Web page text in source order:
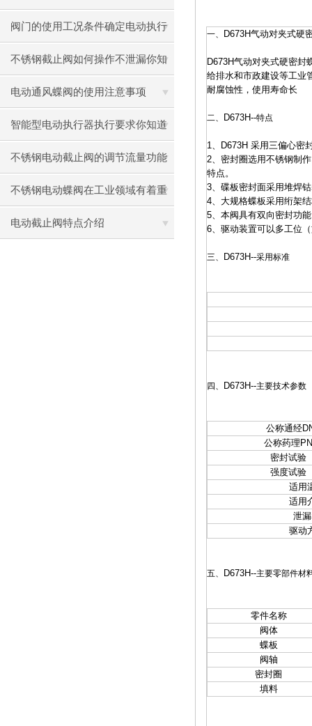
性能特点
阀门的使用工况条件确定电动执行
器选择
不锈钢截止阀如何操作不泄漏你知
道吗？
电动通风蝶阀的使用注意事项
智能型电动执行器执行要求你知道
几个呢？
不锈钢电动截止阀的调节流量功能
解析
不锈钢电动蝶阀在工业领域有着重
要作用
电动截止阀特点介绍
一、 D673H气动对夹式硬
D673H气动对夹式硬密封
给排水和市政建设等工业
耐腐蚀性，使用寿命长
二、 D673H--特点
1、 D673H 采用三偏心密
2、密封圈选用不锈钢制
特点。
3、碟板密封面采用堆焊
4、大规格蝶板采用绗架
5、本阀具有双向密封功
6、驱动装置可以多工位
三、 D673H--采用标准
四、 D673H--主要技术参数
公称通经
公称药理
密封试验
强度试验
适用
适用
泄
驱动
五、 D673H--主要零部件材
零件名称
阀体
蝶板
阀轴
密封圈
填料